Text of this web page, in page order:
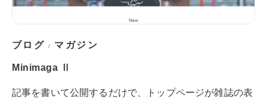
ブログ / マガジン
Minimaga Ⅱ
記事を書いて公開するだけで、トップページが雑誌の表